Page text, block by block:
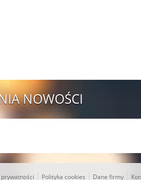
NOWOŚCI
| Polityka cookies | Dane firmy